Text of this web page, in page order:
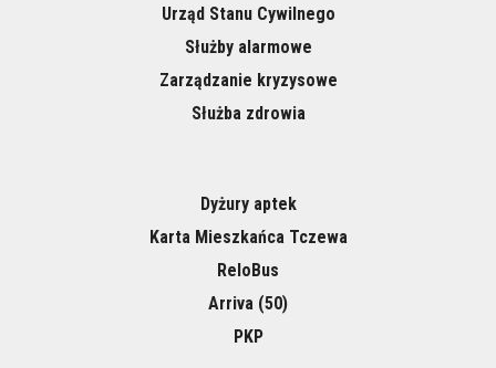
Urząd Stanu Cywilnego
Służby alarmowe
Zarządzanie kryzysowe
Służba zdrowia
Dyżury aptek
Karta Mieszkańca Tczewa
ReloBus
Arriva (50)
PKP